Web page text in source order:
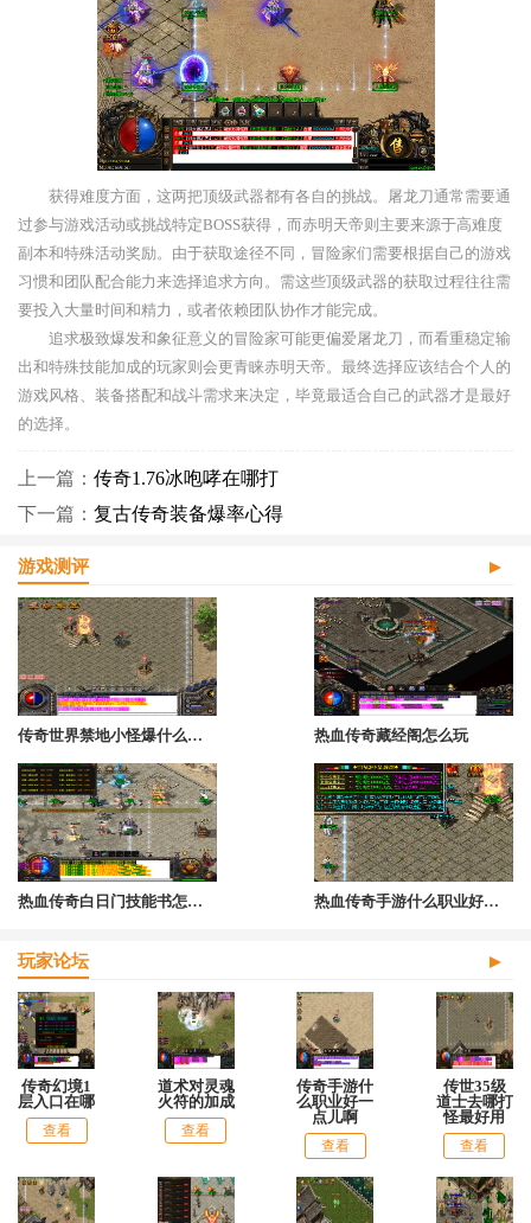
获得难度方面，这两把顶级武器都有各自的挑战。屠龙刀通常需要通
过参与游戏活动或挑战特定BOSS获得，而赤明天帝则主要来源于高难度
副本和特殊活动奖励。由于获取途径不同，冒险家们需要根据自己的游戏
习惯和团队配合能力来选择追求方向。需这些顶级武器的获取过程往往需
要投入大量时间和精力，或者依赖团队协作才能完成。
追求极致爆发和象征意义的冒险家可能更偏爱屠龙刀，而看重稳定输
出和特殊技能加成的玩家则会更青睐赤明天帝。最终选择应该结合个人的
游戏风格、装备搭配和战斗需求来决定，毕竟最适合自己的武器才是最好
的选择。
上一篇： 传奇1.76冰咆哮在哪打
下一篇： 复古传奇装备爆率心得
游戏测评
传奇世界禁地小怪爆什么宝石 热血传奇藏经阁怎么玩
热血传奇白日门技能书怎么获得的 热血传奇手游什么职业好打装备
玩家论坛
传奇幻境1
层入口在哪
查看
道术对灵魂
火符的加成
查看
传奇手游什
么职业好一
点儿啊
查看
传世35级
道士去哪打
怪最好用
查看